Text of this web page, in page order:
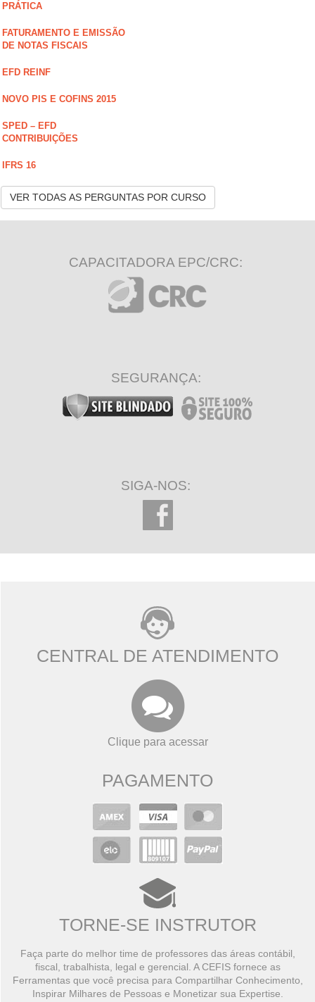
PRÁTICA
FATURAMENTO E EMISSÃO
DE NOTAS FISCAIS
EFD REINF
NOVO PIS E COFINS 2015
SPED – EFD
CONTRIBUIÇÕES
IFRS 16
VER TODAS AS PERGUNTAS POR CURSO
CAPACITADORA EPC/CRC:
SEGURANÇA:
SIGA-NOS:
CENTRAL DE ATENDIMENTO
Clique para acessar
PAGAMENTO
TORNE-SE INSTRUTOR
Faça parte do melhor time de professores das áreas contábil,
fiscal, trabalhista, legal e gerencial. A CEFIS fornece as
Ferramentas que você precisa para Compartilhar Conhecimento,
Inspirar Milhares de Pessoas e Monetizar sua Expertise.